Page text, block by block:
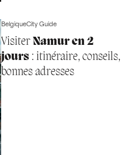
BelgiqueCity Guide
Visiter Namur en 2
jours: itinéraire, conseils,
bonnes adresses